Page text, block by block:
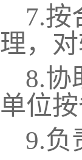
7.按
理，
8.协
单位
9.负